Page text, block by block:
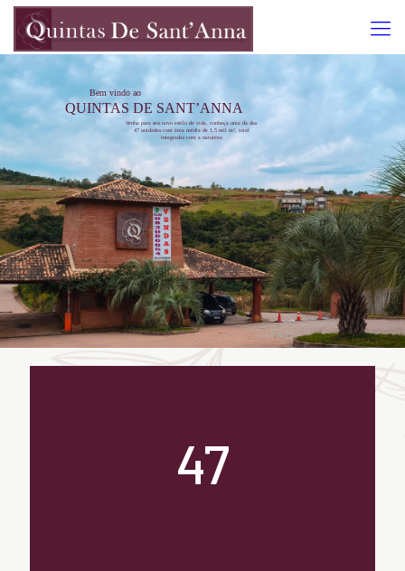
Bem vindo ao
QUINTAS DE SANT’ANNA
Venha para seu novo estilo de vida, conheça uma da das
47 unidades com área média de 1,5 mil m², total
integradas com a natureza
47